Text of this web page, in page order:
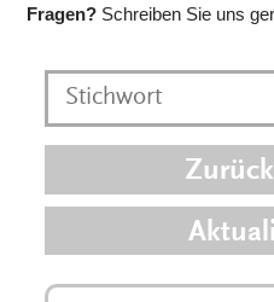
Fragen? Schreiben Sie uns